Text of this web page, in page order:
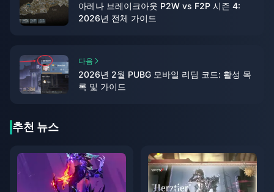
아레나 브레이크아웃 P2W vs F2P 시즌 4:
2026년 전체 가이드
다음
2026년 2월 PUBG 모바일 리딤 코드: 활성 목
록 및 가이드
추천 뉴스